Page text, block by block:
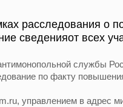
расследования о
сведенияот всех
службы
по факту
управлением в адрес